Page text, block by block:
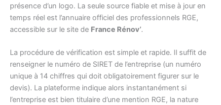
présence d’un logo. La seule source fiable et mise à jour en
temps réel est l’annuaire officiel des professionnels RGE,
accessible sur le site de France Rénov’.
La procédure de vérification est simple et rapide. Il suffit de
renseigner le numéro de SIRET de l’entreprise (un numéro
unique à 14 chiffres qui doit obligatoirement figurer sur le
devis). La plateforme indique alors instantanément si
l’entreprise est bien titulaire d’une mention RGE, la nature